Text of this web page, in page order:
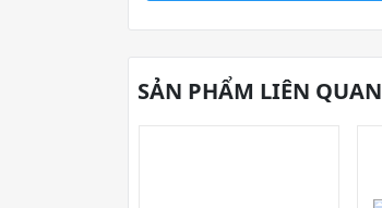
SẢN PHẨM LIÊN QUAN